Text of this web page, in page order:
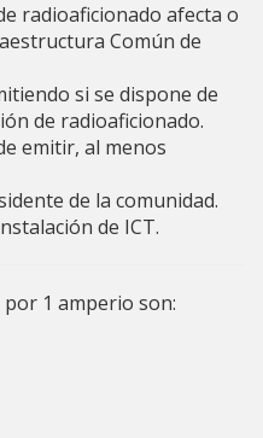
radioaficionado afecta o
Común de
si se dispone de
de radioaficionado.
emitir, al menos
de la comunidad.
de ICT.
1 amperio son: